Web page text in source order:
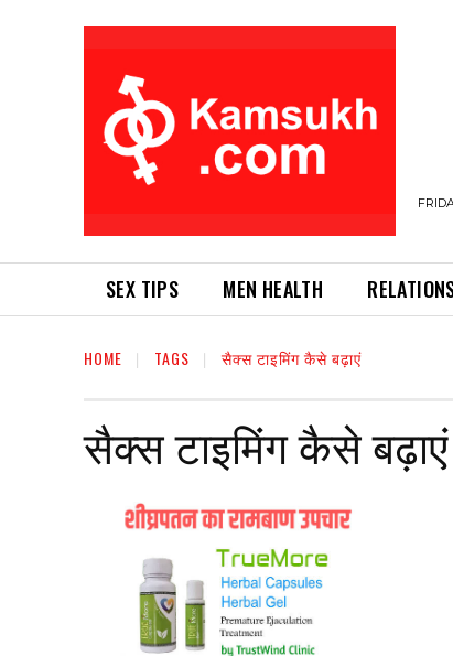
SEX TIPS MEN HEALTH
HOME TAGS सैक्स टाइमिंग कैसे बढ़ाएं
सैक्स टाइमिंग कैसे बढ़ाएं